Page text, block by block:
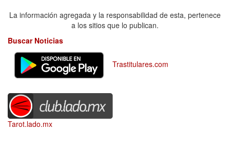
La información agregada y la responsabilidad de esta, pertenece
a los sitios que lo publican.
Buscar Noticias
Trastitulares.com
Tarot.lado.mx